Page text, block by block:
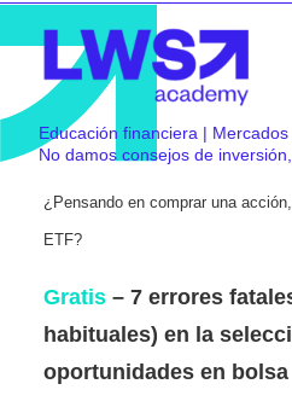
Educación financiera |
No damos consejos de
¿Pensando en comprar una
ETF?
Gratis – 7 errores
habituales) en la
oportunidades en bolsa